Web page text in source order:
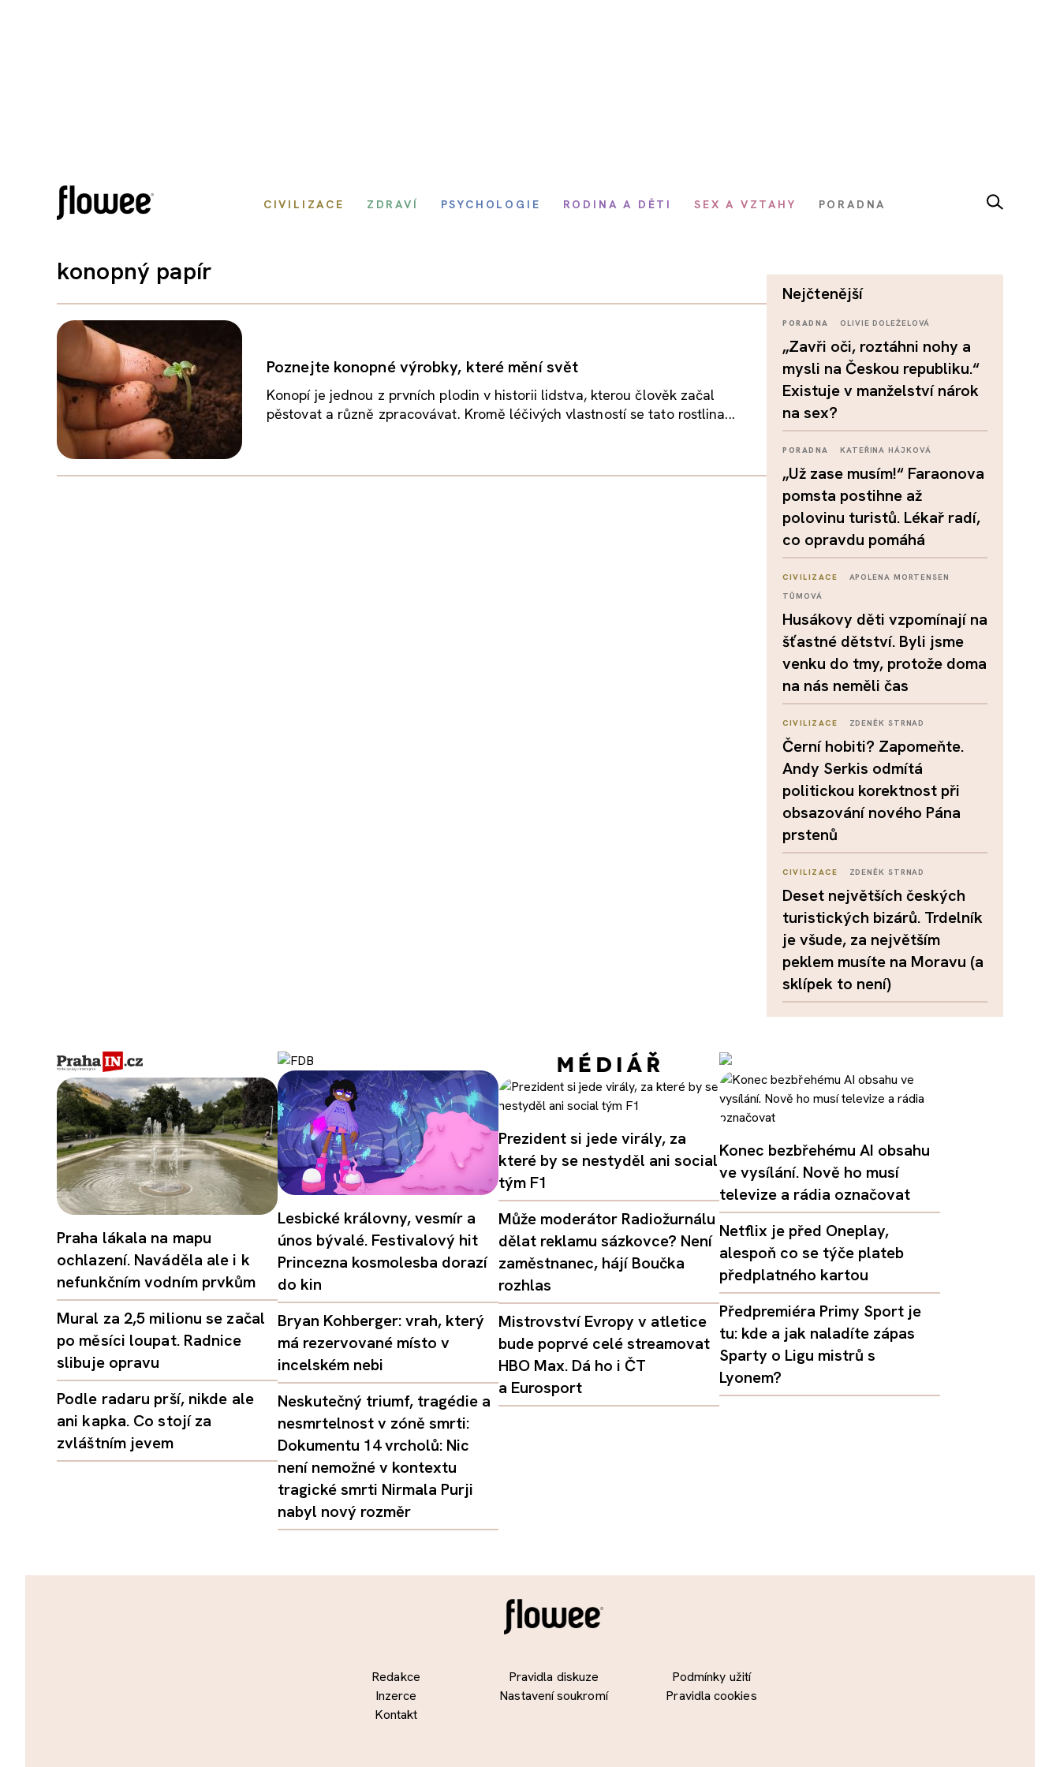
CIVILIZACE ZDRAVÍ PSYCHOLOGIE RODINA A DĚTI SEX A VZTAHY PORADNA
konopný papír
Poznejte konopné výrobky, které mění svět
Konopí je jednou z prvních plodin v historii lidstva, kterou člověk začal
pěstovat a různě zpracovávat. Kromě léčivých vlastností se tato rostlina...
nejčtenější
PORADNA OLIVIE DOLEŽELOVÁ
„Zavři oči, roztáhni nohy a
mysli na Českou republiku.“
Existuje v manželství nárok
na sex?
PORADNA KATEŘINA HÁJKOVÁ
„Už zase musím!“ Faraonova
pomsta postihne až
polovinu turistů. Lékař radí,
co opravdu pomáhá
CIVILIZACE
APOLENA MORTENSEN
TŮMOVÁ
Husákovy děti vzpomínají na
šťastné dětství. Byli jsme
venku do tmy, protože doma
na nás neměli čas
CIVILIZACE ZDENĚK STRNAD
Černí hobiti? Zapomeňte.
Andy Serkis odmítá
politickou korektnost při
obsazování nového Pána
prstenů
CIVILIZACE ZDENĚK STRNAD
Deset největších českých
turistických bizárů. Trdelník
je všude, za největším
peklem musíte na Moravu (a
sklípek to není)
Praha lákala na mapu
ochlazení. Naváděla ale i k
nefunkčním vodním prvkům
Mural za 2,5 milionu se začal
po měsíci loupat. Radnice
slibuje opravu
Podle radaru prší, nikde ale
ani kapka. Co stojí za
zvláštním jevem
Lesbické královny, vesmír a
únos bývalé. Festivalový hit
Princezna kosmolesba dorazí
do kin
Bryan Kohberger: vrah, který
má rezervované místo v
incelském nebi
Neskutečný triumf, tragédie a
nesmrtelnost v zóně smrti:
Dokumentu 14 vrcholů: Nic
není nemožné v kontextu
tragické smrti Nirmala Purji
nabyl nový rozměr
Prezident si jede virály, za
které by se nestyděl ani social
tým F1
Může moderátor Radiožurnálu
dělat reklamu sázkovce? Není
zaměstnanec, hájí Boučka
rozhlas
Mistrovství Evropy v atletice
bude poprvé celé streamovat
HBO Max. Dá ho i ČT
a Eurosport
Konec bezbřehému AI obsahu
ve vysílání. Nově ho musí
televize a rádia označovat
Netflix je před Oneplay,
alespoň co se týče plateb
předplatného kartou
Předpremiéra Primy Sport je
tu: kde a jak naladíte zápas
Sparty o Ligu mistrů s
Lyonem?
Redakce
Inzerce
Kontakt
Pravidla diskuze
Nastavení soukromí
Podmínky užití
Pravidla cookies